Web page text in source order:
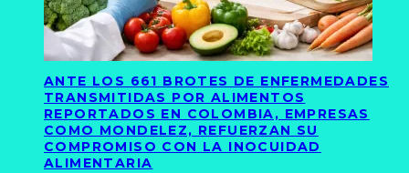
ANTE LOS 661 BROTES DE ENFERMEDADES
TRANSMITIDAS POR ALIMENTOS
REPORTADOS EN COLOMBIA, EMPRESAS
COMO MONDELEZ, REFUERZAN SU
COMPROMISO CON LA INOCUIDAD
ALIMENTARIA